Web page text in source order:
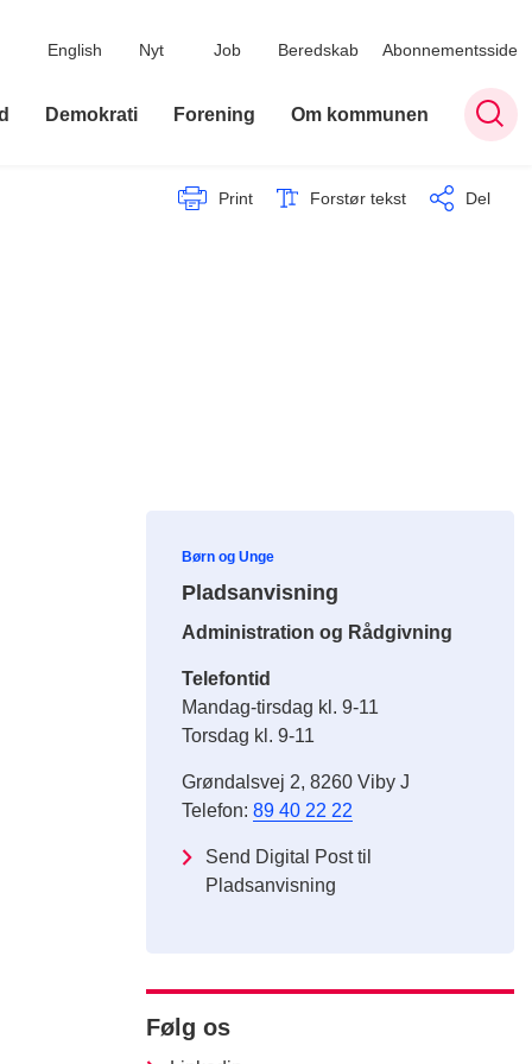
English Nyt Job Beredskab Abonnementsside
Demokrati Forening Om kommunen
Print Forstør tekst Del
Børn og Unge
Pladsanvisning
Administration og Rådgivning
Telefontid
Mandag-tirsdag kl. 9-11
Torsdag kl. 9-11
Grøndalsvej 2, 8260 Viby J
Telefon:89 40 22 22
Send Digital Post til
Pladsanvisning
Følg os